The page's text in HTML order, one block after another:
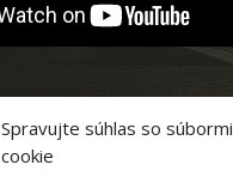
Spravujte súhlas so súbormi
cookie